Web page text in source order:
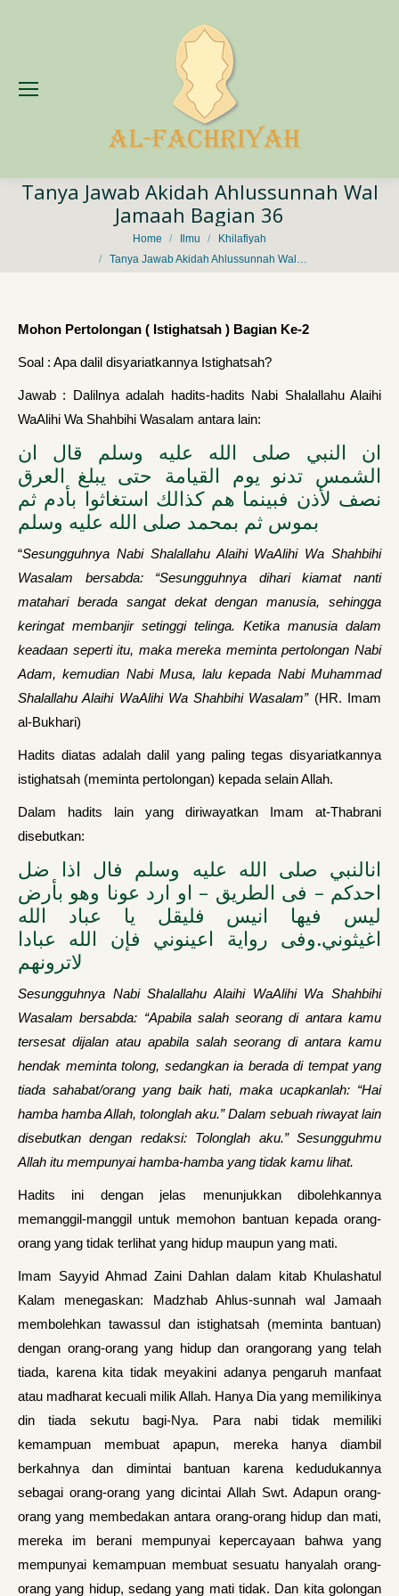
Tanya Jawab Akidah Ahlussunnah Wal
Jamaah Bagian 36
Home Ilmu
Khilafiyah
Tanya Jawab Akidah Ahlussunnah Wal…
Mohon Pertolongan ( Istighatsah ) Bagian Ke-2
Soal : Apa dalil disyariatkannya Istighatsah?
Jawab : Dalilnya adalah hadits-hadits Nabi Shalallahu Alaihi
WaAlihi Wa Shahbihi Wasalam antara lain:
ان النبي صلى الله عليه وسلم قال ان
الشمس تدنو يوم القيامة حتى يبلغ العرق
نصف لأذن فبينما هم كذالك استغاثوا بأدم ثم
بموس ثم بمحمد صلى الله عليه وسلم
“Sesungguhnya Nabi Shalallahu Alaihi WaAlihi Wa Shahbihi
Wasalam bersabda: “Sesungguhnya dihari kiamat nanti
matahari berada sangat dekat dengan manusia, sehingga
keringat membanjir setinggi telinga. Ketika manusia dalam
keadaan seperti itu, maka mereka meminta pertolongan Nabi
Adam, kemudian Nabi Musa, lalu kepada Nabi Muhammad
Shalallahu Alaihi WaAlihi Wa Shahbihi Wasalam” (HR. Imam
al-Bukhari)
Hadits diatas adalah dalil yang paling tegas disyariatkannya
istighatsah (meminta pertolongan) kepada selain Allah.
Dalam hadits lain yang diriwayatkan Imam at-Thabrani
disebutkan:
انالنبي صلى الله عليه وسلم فال اذا ضل
احدكم – فى الطريق – او ارد عونا وهو بأرض
ليس فيها انيس فليقل يا عباد الله
اغيثوني.وفى رواية اعينوني فإن الله عبادا
لاترونهم
Sesungguhnya Nabi Shalallahu Alaihi WaAlihi Wa Shahbihi
Wasalam bersabda: “Apabila salah se­orang di antara kamu
tersesat dijalan atau apabila salah seorang di antara kamu
hendak meminta tolong, sedangkan ia berada di tempat yang
tiada sahabat/orang yang baik hati, maka ucapkanlah: “Hai
hamba hamba Allah, tolonglah aku.” Dalam sebuah riwayat lain
disebutkan dengan redaksi: Tolonglah aku.” Sesungguhmu
Allah itu mempunyai hamba-hamba yang tidak kamu lihat.
Hadits ini dengan jelas menunjukkan dibolehkannya
memanggil-manggil untuk memohon bantuan kepada orang-
orang yang tidak terlihat yang hidup maupun yang mati.
Imam Sayyid Ahmad Zaini Dahlan dalam kitab Khulashatul
Kalam menegaskan: Madzhab Ahlus-sunnah wal Jamaah
membolehkan tawassul dan istighatsah (meminta bantuan)
dengan orang-orang yang hidup dan orangorang yang telah
tiada, karena kita tidak meyakini adanya pengaruh manfaat
atau madharat kecuali milik Allah. Hanya Dia yang memilikinya
din tiada sekutu bagi-Nya. Para nabi tidak memiliki
kemampuan membuat apapun, mereka hanya diambil
berkahnya dan dimintai bantuan karena kedudukannya
sebagai orang-orang yang dicintai Allah Swt. Adapun orang-
orang yang membedakan antara orang-orang hidup dan mati,
mereka im berani mempunyai kepercayaan bahwa yang
mempunyai kemampuan membuat sesuatu hanyalah orang-
orang yang hidup, sedang yang mati tidak. Dan kita golongan